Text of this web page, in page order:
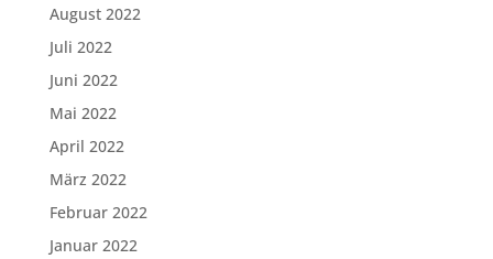
August 2022
Juli 2022
Juni 2022
Mai 2022
April 2022
März 2022
Februar 2022
Januar 2022